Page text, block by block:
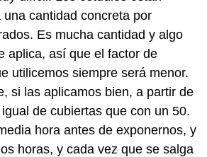
cantidad concreta por
Es mucha cantidad y algo
aplica, así que el factor de
utilicemos siempre será menor.
si las aplicamos bien, a partir de
de cubiertas que con un 50.
hora antes de exponernos, y
horas, y cada vez que se salga